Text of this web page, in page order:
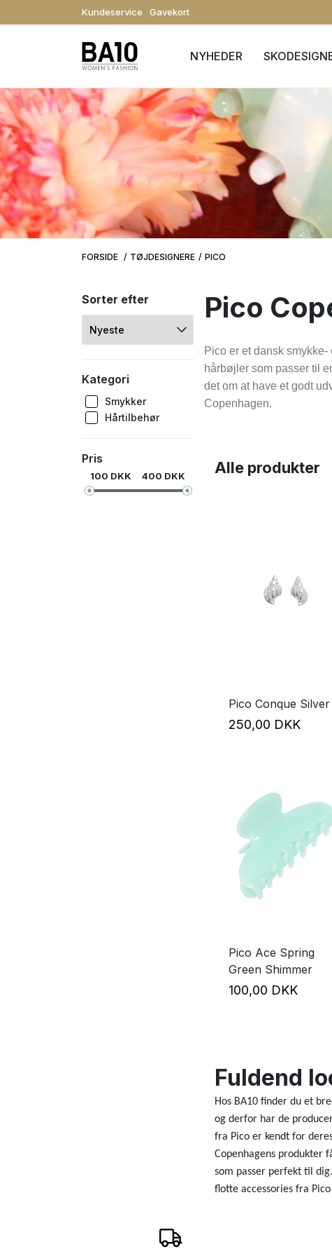
Kundeservice Gavekort
NYHEDER
FORSIDE TØJDESIGNERE PICO
Kategori
Smykker
Hårtilbehør
Pris
100 DKK 400 DKK
Pico
Pico er et dansk
hårbøjler som passer til
det om at have et godt
Copenhagen.
Alle produkter
Pico Conque Silver
250,00 DKK
Pico Ace Spring
Green Shimmer
100,00 DKK
Fuldend
Hos BA10 finder du et
og derfor har de
fra Pico er kendt for
Copenhagens produkter
som passer perfekt til
flotte accessories fra